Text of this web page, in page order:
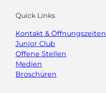
Quick Links
Kontakt & Öffnungszeiten
Junior Club
Offene Stellen
Medien
Broschüren